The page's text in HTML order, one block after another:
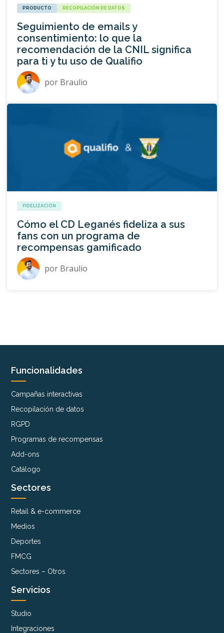
PRODUCTO RECOPILACIÓN DE DATOS
Seguimiento de emails y
consentimiento: lo que la
recomendación de la CNIL significa
para ti y tu uso de Qualifio
por Braulio
FIDELIZACIÓN
Cómo el CD Leganés fideliza a sus
fans con un programa de
recompensas gamificado
por Braulio
Funcionalidades
Campañas interactivas
Recopilación de datos
RGPD
Programas de recompensas
Add-ons
Catálogo
Sectores
Retail & e-commerce
Medios
Deportes
FMCG
Sectores – Otros
Servicios
Studio
Integraciones